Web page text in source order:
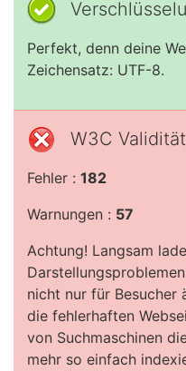
Perfekt, denn deine
Zeichensatz: UTF-8.
W3C Validität
Fehler : 182
Warnungen : 57
Achtung! Langsam
nicht nur für Besucher
die fehlerhaften
von Suchmaschinen
mehr so einfach